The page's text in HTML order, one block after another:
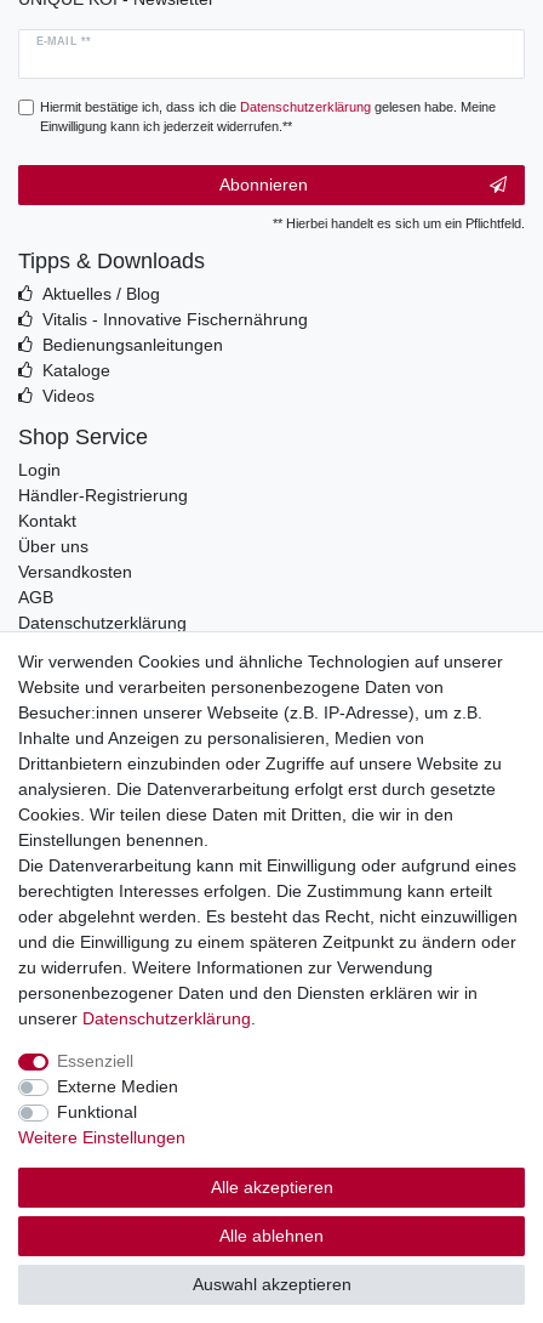
E-MAIL **
Hiermit bestätige ich, dass ich die Daten­schutz­erklärunggelesen habe. Meine
Einwilligung kann ich jederzeit widerrufen.**
Abonnieren
** Hierbei handelt es sich um ein Pflichtfeld.
Tipps & Downloads
Aktuelles / Blog
Vitalis - Innovative Fischernährung
Bedienungsanleitungen
Kataloge
Videos
Shop Service
Login
Händler-Registrierung
Kontakt
Über uns
Versandkosten
AGB
Datenschutzerklärung
Telefonische Beratung und Unterstützung für Händler unter:
+49 2851 5895-0
Montag - Donnerstag: 08.00 - 16.30 Uhr
Freitag: 08.00 - 16.00 Uhr
Wir sind ein Großhandel, bitte wenden Sie sich als
Endkunde direkt an Ihren örtlichen Fachhändler. Vielen
Dank!
Widerrufs­recht Impressum Daten­schutz­erklärung
Großhandel für Gartenteich, Bewässerung & Aquaristik.
Wir verwenden Cookies und ähnliche Technologien auf unserer
Website und verarbeiten personenbezogene Daten von
Besucher:innen unserer Webseite (z.B. IP-Adresse), um z.B.
Inhalte und Anzeigen zu personalisieren, Medien von
Drittanbietern einzubinden oder Zugriffe auf unsere Website zu
analysieren. Die Datenverarbeitung erfolgt erst durch gesetzte
Cookies. Wir teilen diese Daten mit Dritten, die wir in den
Einstellungen benennen.
Die Datenverarbeitung kann mit Einwilligung oder aufgrund eines
berechtigten Interesses erfolgen. Die Zustimmung kann erteilt
oder abgelehnt werden. Es besteht das Recht, nicht einzuwilligen
und die Einwilligung zu einem späteren Zeitpunkt zu ändern oder
zu widerrufen. Weitere Informationen zur Verwendung
personenbezogener Daten und den Diensten erklären wir in
unserer Daten­schutz­erklärung
Essenziell
Externe Medien
Funktional
Weitere Einstellungen
Alle akzeptieren
Alle ablehnen
Auswahl akzeptieren